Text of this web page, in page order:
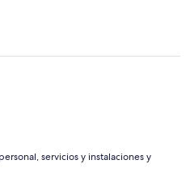
servicios y instalaciones y